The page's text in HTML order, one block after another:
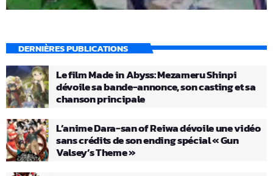
DERNIÈRES PUBLICATIONS
Le film Made in Abyss: Mezameru Shinpi
dévoile sa bande-annonce, son casting et sa
chanson principale
L’anime Dara-san of Reiwa dévoile une vidéo
sans crédits de son ending spécial « Gun
Valsey’s Theme »